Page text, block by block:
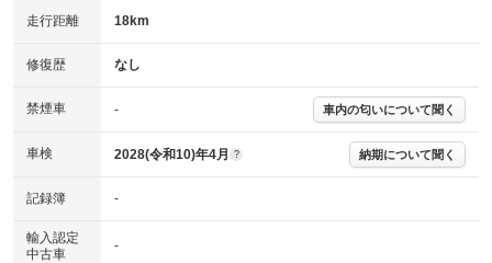
走行距離 18km
修復歴 なし
禁煙車 - 車内の匂いについて聞く
車検 2028(令和10)年4月 ? 納期について聞く
記録簿 -
輸入認定
中古車
-